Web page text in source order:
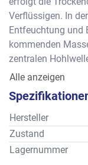
Verflüssigen. In
Entfeuchtung und
kommenden
zentralen
zentral nach oben
Füllmenge      : ca.
jeweiligen Rezeptur
Abmessungen:
Eigengewicht : ca.
Alle Angaben
Alle anzeigen
Hersteller
Zustand
Lagernummer